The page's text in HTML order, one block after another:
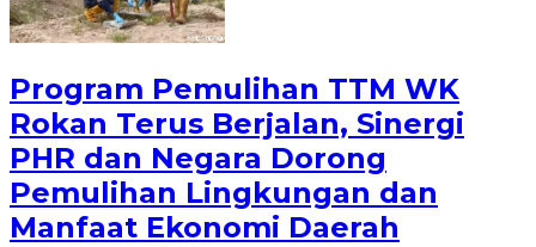
Program Pemulihan TTM WK
Rokan Terus Berjalan, Sinergi
PHR dan Negara Dorong
Pemulihan Lingkungan dan
Manfaat Ekonomi Daerah